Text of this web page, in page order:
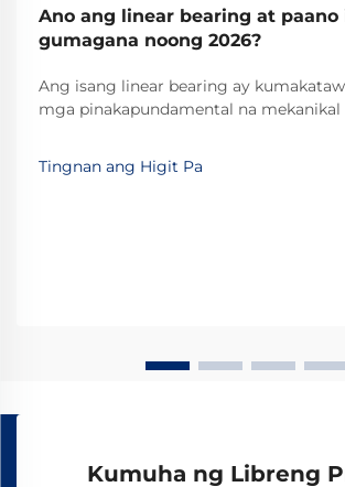
Ano ang linear bearing at paano
gumagana noong 2026?
Ang isang linear bearing ay
mga pinakapundamental na mekanikal
machinery. Ang mga espesyalisadong
ay nagbibigay-daan sa maayos,
Tingnan ang Higit Pa
Kumuha ng Libreng